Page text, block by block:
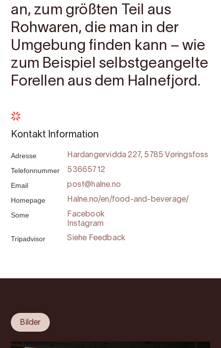
an, zum größten Teil aus
Rohwaren, die man in der
Umgebung finden kann – wie
zum Beispiel selbstgeangelte
Forellen aus dem Halnefjord.
Kontakt Information
Adresse Hardangervidda 227, 5785 Vøringsfoss
Telefonnummer 53665712
Email post@halne.no
Homepage Halne.no/en/food-and-beverage/
Some
Facebook
Instagram
Tripadvisor Siehe Feedback
Bilder